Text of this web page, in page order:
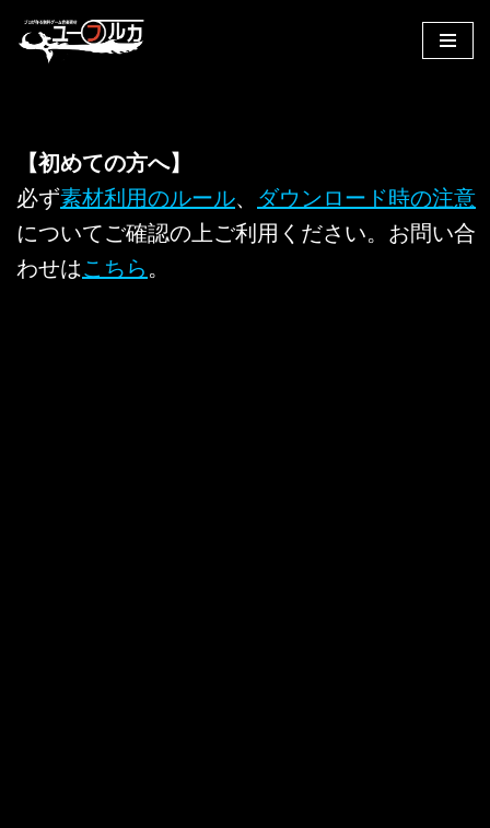
へ
キ
ッ
【初めての方へ】
必ず素材利用のルール、 ダウンロード時の注意
についてご確認の上ご利用ください。お問い合
わせはこちら 。